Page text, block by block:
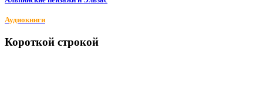
Аудиокниги
Короткой строкой